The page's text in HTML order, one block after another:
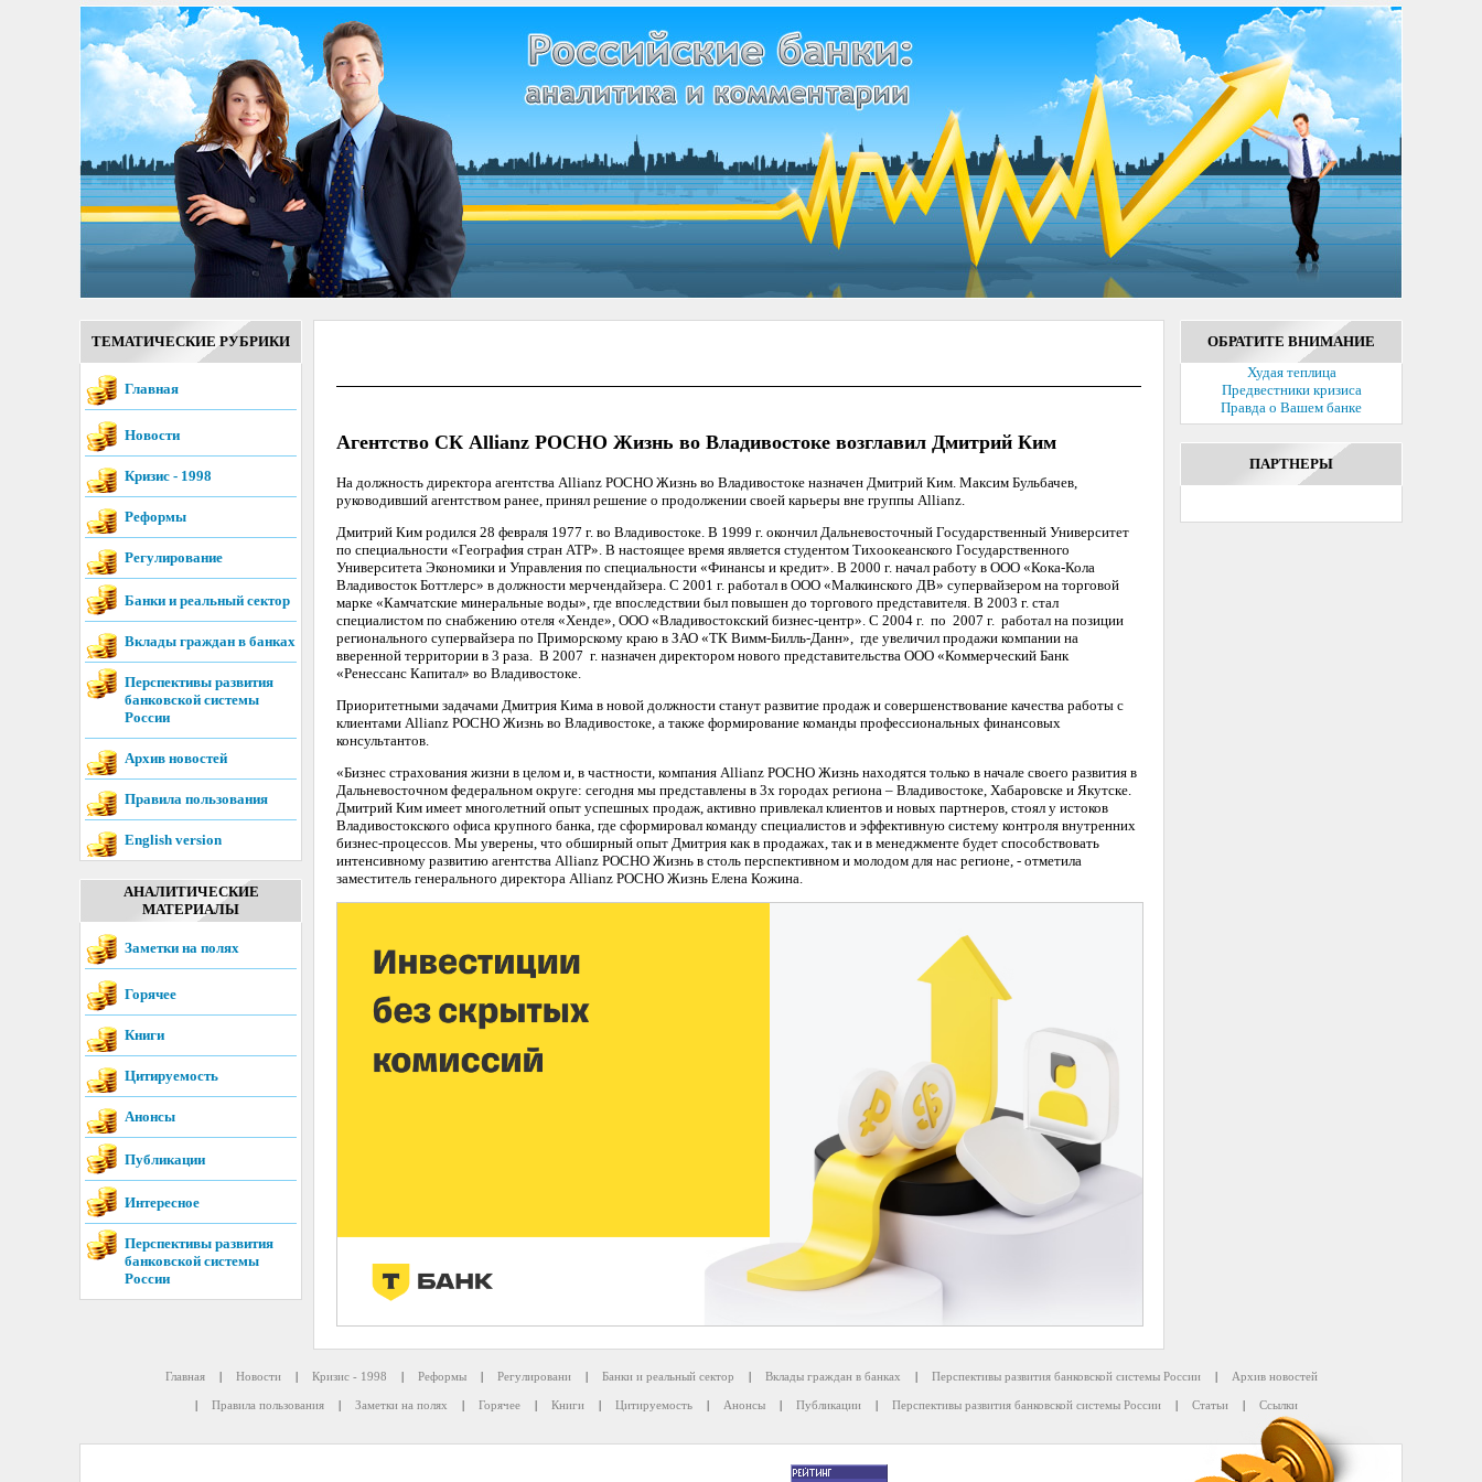
ТЕМАТИЧЕСКИЕ РУБРИКИ
Главная
Новости
Кризис - 1998
Реформы
Регулирование
Банки и реальный сектор
Вклады граждан в банках
Перспективы развития
банковской системы
России
Архив новостей
Правила пользования
English version
АНАЛИТИЧЕСКИЕ
МАТЕРИАЛЫ
Заметки на полях
Горячее
Книги
Цитируемость
Анонсы
Публикации
Интересное
Перспективы развития
банковской системы
России
Агентство СК Allianz РОСНО Жизнь во Владивостоке возглавил Дмитрий Ким
На должность директора агентства Allianz РОСНО Жизнь во Владивостоке назначен Дмитрий Ким. Максим Бульбачев,
руководивший агентством ранее, принял решение о продолжении своей карьеры вне группы Allianz.
Дмитрий Ким родился 28 февраля 1977 г. во Владивостоке. В 1999 г. окончил Дальневосточный Государственный Университет
по специальности «География стран АТР». В настоящее время является студентом Тихоокеанского Государственного
Университета Экономики и Управления по специальности «Финансы и кредит». В 2000 г. начал работу в ООО «Кока-Кола
Владивосток Боттлерс» в должности мерчендайзера. С 2001 г. работал в ООО «Малкинского ДВ» супервайзером на торговой
марке «Камчатские минеральные воды», где впоследствии был повышен до торгового представителя. В 2003 г. стал
специалистом по снабжению отеля «Хенде», ООО «Владивостокский бизнес-центр». С 2004 г. по 2007 г. работал на позиции
регионального супервайзера по Приморскому краю в ЗАО «ТК Вимм-Билль-Данн», где увеличил продажи компании на
вверенной территории в 3 раза. В 2007 г. назначен директором нового представительства ООО «Коммерческий Банк
«Ренессанс Капитал» во Владивостоке.
Приоритетными задачами Дмитрия Кима в новой должности станут развитие продаж и совершенствование качества работы с
клиентами Allianz РОСНО Жизнь во Владивостоке, а также формирование команды профессиональных финансовых
консультантов.
«Бизнес страхования жизни в целом и, в частности, компания Allianz РОСНО Жизнь находятся только в начале своего развития в
Дальневосточном федеральном округе: сегодня мы представлены в 3х городах региона – Владивостоке, Хабаровске и Якутске.
Дмитрий Ким имеет многолетний опыт успешных продаж, активно привлекал клиентов и новых партнеров, стоял у истоков
Владивостокского офиса крупного банка, где сформировал команду специалистов и эффективную систему контроля внутренних
бизнес-процессов. Мы уверены, что обширный опыт Дмитрия как в продажах, так и в менеджменте будет способствовать
интенсивному развитию агентства Allianz РОСНО Жизнь в столь перспективном и молодом для нас регионе, - отметила
заместитель генерального директора Allianz РОСНО Жизнь Елена Кожина.
ОБРАТИТЕ ВНИМАНИЕ
Худая теплица
Предвестники кризиса
Правда о Вашем банке
ПАРТНЕРЫ
Главная | Новости | Кризис - 1998 | Реформы | Регулировани | Банки и реальный сектор | Вклады граждан в банках | Перспективы развития банковской системы России | Архив новостей
| Правила пользования | Заметки на полях | Горячее | Книги | Цитируемость | Анонсы | Публикации | Перспективы развития банковской системы России | Статьи | Ссылки